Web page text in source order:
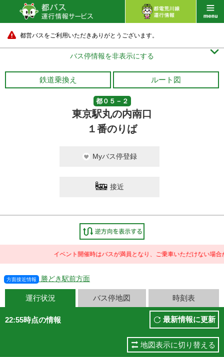
都営バスをご利用いただきありがとうございます。
バス停情報を非表示にする 
鉄道乗換え ルート図
都０５－２
東京駅丸の内南口
１番のりば
Myバス停登録
接近
イベント開催時はバスが満員となり、ご乗車いただけない場合が
方面接近情報 勝どき駅前方面
運行状況 バス停地図 時刻表
22:55時点の情報 最新情報に更新
地図表示に切り替える